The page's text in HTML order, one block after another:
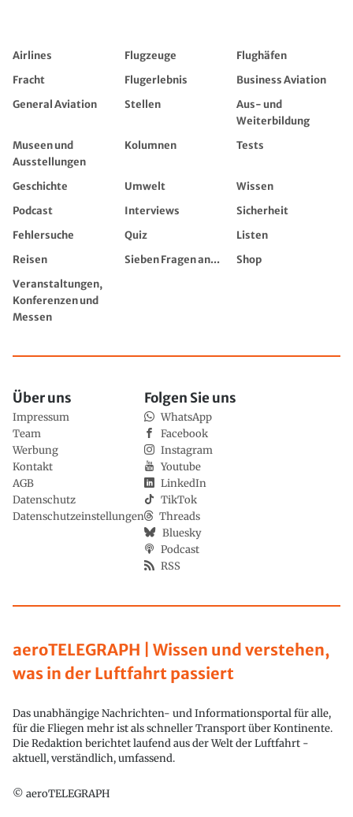
Airlines Flugzeuge
Flughäfen
Fracht
Flugerlebnis
Business Aviation
General Aviation
Stellen
Aus- und
Weiterbildung
Museen und
Ausstellungen
Kolumnen Tests
Geschichte Umwelt
Wissen
Podcast
Interviews
Sicherheit
Fehlersuche
Quiz
Listen
Reisen
Sieben Fragen an...
Shop
Veranstaltungen,
Konferenzen und
Messen
aeroTELEGRAPH | Wissen und verstehen,
was in der Luftfahrt passiert
Das unabhängige Nachrichten- und Informationsportal für alle,
für die Fliegen mehr ist als schneller Transport über Kontinente.
Die Redaktion berichtet laufend aus der Welt der Luftfahrt -
aktuell, verständlich, umfassend.
© aeroTELEGRAPH
Über uns
Impressum
Team
Werbung
Kontakt
AGB
Datenschutz
Datenschutzeinstellungen
Folgen Sie uns
WhatsApp
Facebook
Instagram
Youtube
LinkedIn
TikTok
Threads
Bluesky
Podcast
RSS